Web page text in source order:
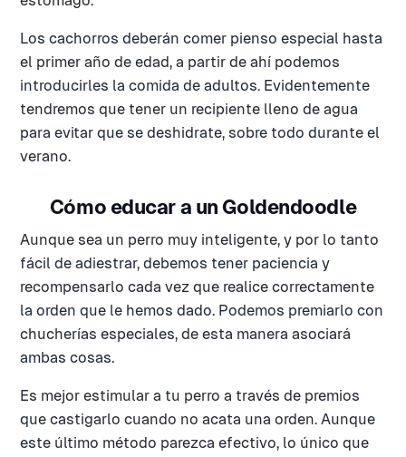
Los cachorros deberán comer pienso especial hasta
el primer año de edad, a partir de ahí podemos
introducirles la comida de adultos. Evidentemente
tendremos que tener un recipiente lleno de agua
para evitar que se deshidrate, sobre todo durante el
verano.
Cómo educar a un Goldendoodle
Aunque sea un perro muy inteligente, y por lo tanto
fácil de adiestrar, debemos tener paciencia y
recompensarlo cada vez que realice correctamente
la orden que le hemos dado. Podemos premiarlo con
chucherías especiales, de esta manera asociará
ambas cosas.
Es mejor estimular a tu perro a través de premios
que castigarlo cuando no acata una orden. Aunque
este último método parezca efectivo, lo único que